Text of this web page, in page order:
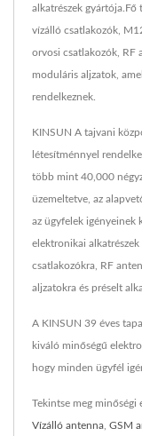
alkatrészek gyártója.Fő
vízálló csatlakozók,
orvosi csatlakozók, RF
moduláris aljzatok,
rendelkeznek.
KINSUN A tajvani
létesítménnyel
több mint 40,000
üzemeltetve, az
az ügyfelek igényeinek
elektronikai
csatlakozókra, RF
aljzatokra és préselt
A KINSUN 39 éves
kiváló minőségű
hogy minden ügyfél
Tekintse meg minőségi
Vízálló antenna GSM